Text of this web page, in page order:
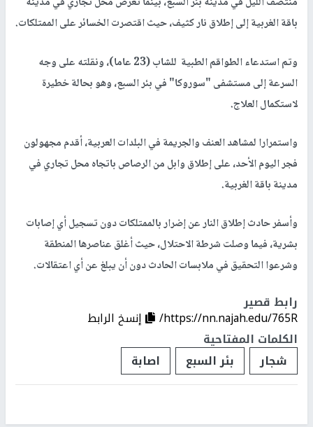
باقة الغربية إلى إطلاق نار كثيف، حيث اقتصرت الخسائر على الممتلكات.
وتم استدعاء الطواقم الطبية للشاب (23 عاما)، ونقلته على وجه
السرعة إلى مستشفى "سوروكا" في بئر السبع، وهو بحالة خطيرة
لاستكمال العلاج.
واستمرارا لمشاهد العنف والجريمة في البلدات العربية، أقدم مجهولون
فجر اليوم الأحد، على إطلاق وابل من الرصاص باتجاه محل تجاري في
مدينة باقة الغربية.
وأسفر حادث إطلاق النار عن إضرار بالممتلكات دون تسجيل أي إصابات
بشرية، فيما وصلت شرطة الاحتلال، حيث أغلق عناصرها المنطقة
وشرعوا التحقيق في ملابسات الحادث دون أن يبلغ عن أي اعتقالات.
رابط قصير
https://nn.najah.edu/765R/
إنسخ الرابط
الكلمات المفتاحية
شجار
بئر السبع اصابة